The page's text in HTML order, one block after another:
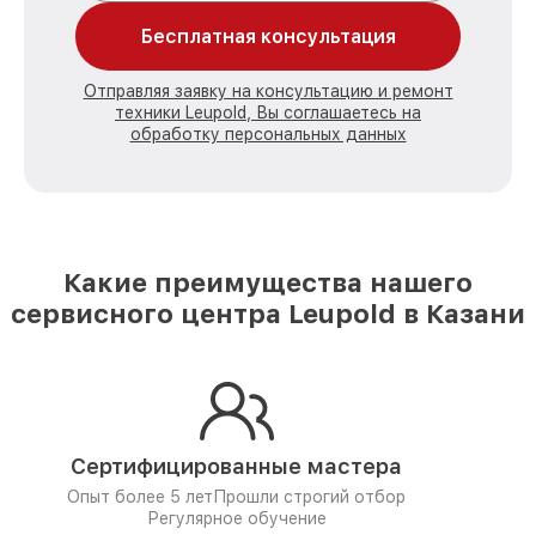
Бесплатная консультация
Отправляя заявку на консультацию и ремонт
техники Leupold, Вы соглашаетесь на
обработку персональных данных
Какие преимущества нашего
сервисного центра Leupold в Казани
Сертифицированные мастера
Опыт более 5 лет Прошли строгий отбор
Регулярное обучение